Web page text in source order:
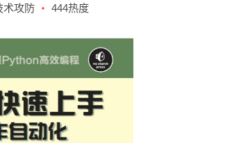
术攻防 444热度